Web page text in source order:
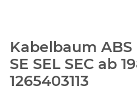
Kabelbaum ABS
SE SEL SEC ab
1265403113